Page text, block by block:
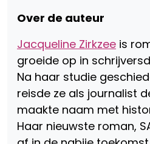
Over de auteur
Jacqueline Zirkzee is
groeide op in
Na haar studie
reisde ze als journalist
maakte naam met
Haar nieuwste roman,